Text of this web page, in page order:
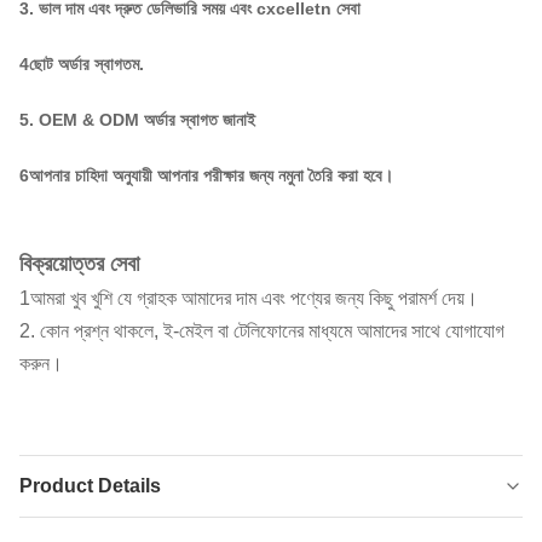
3. ভাল দাম এবং দ্রুত ডেলিভারি সময় এবং cxcelletn সেবা
4ছোট অর্ডার স্বাগতম.
5. OEM & ODM অর্ডার স্বাগত জানাই
6আপনার চাহিদা অনুযায়ী আপনার পরীক্ষার জন্য নমুনা তৈরি করা হবে।
বিক্রয়োত্তর সেবা
1আমরা খুব খুশি যে গ্রাহক আমাদের দাম এবং পণ্যের জন্য কিছু পরামর্শ দেয়।
2. কোন প্রশ্ন থাকলে, ই-মেইল বা টেলিফোনের মাধ্যমে আমাদের সাথে যোগাযোগ
করুন।
Product Details